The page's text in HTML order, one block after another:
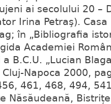
ai secolului 20 –
Irina Petraş).
în „Bibliografia
Academiei
a B.C.U. „Lucian
Napoca 2000,
461, 468, 494,
Năsăudeană,